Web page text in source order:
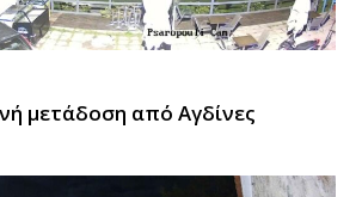
μετάδοση από Αγδίνες